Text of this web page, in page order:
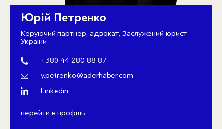
Юрій Петренко
Керуючий партнер, адвокат, Заслужений юрист
України
+380 44 280 88 87
y.petrenko@aderhaber.com
Linkedin
перейти в профіль